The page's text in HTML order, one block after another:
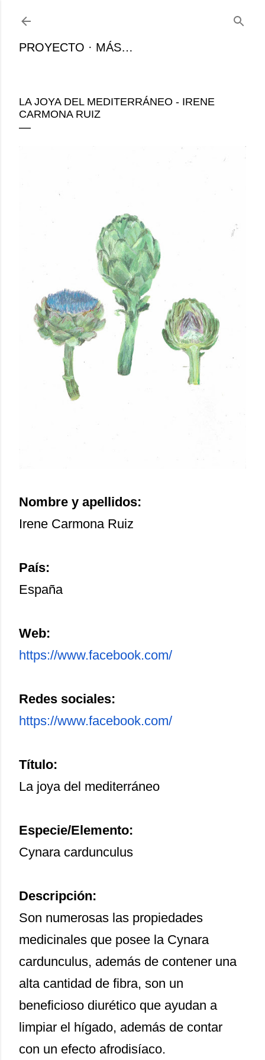
Ir al contenido principal
PROYECTO MÁS…
LA JOYA DEL MEDITERRÁNEO - IRENE
CARMONA RUIZ
Nombre y apellidos:
Irene Carmona Ruiz
País:
España
Web:
https://www.facebook.com/
Redes sociales:
https://www.facebook.com/
Título:
La joya del mediterráneo
Especie/Elemento:
Cynara cardunculus
Descripción:
Son numerosas las propiedades
medicinales que posee la Cynara
cardunculus, además de contener una
alta cantidad de fibra, son un
beneficioso diurético que ayudan a
limpiar el hígado, además de contar
con un efecto afrodisíaco.